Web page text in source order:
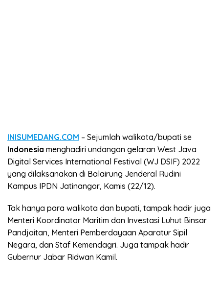
INISUMEDANG.COM – Sejumlah walikota/bupati se
Indonesia menghadiri undangan gelaran West Java
Digital Services International Festival (WJ DSIF) 2022
yang dilaksanakan di Balairung Jenderal Rudini
Kampus IPDN Jatinangor, Kamis (22/12).
Tak hanya para walikota dan bupati, tampak hadir juga
Menteri Koordinator Maritim dan Investasi Luhut Binsar
Pandjaitan, Menteri Pemberdayaan Aparatur Sipil
Negara, dan Staf Kemendagri. Juga tampak hadir
Gubernur Jabar Ridwan Kamil.